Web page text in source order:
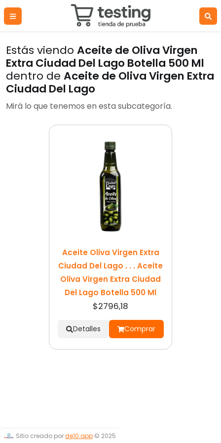
Estás viendo Aceite de Oliva Virgen
Extra Ciudad Del Lago Botella 500 Ml
dentro de Aceite de Oliva Virgen Extra
Ciudad Del Lago
Mirá lo que tenemos en esta subcategoría.
Aceite Oliva Virgen Extra
Ciudad Del Lago . . . Aceite
Oliva Virgen Extra Ciudad
Del Lago Botella 500 Ml
$2796,18
Detalles Comprar
Sitio creado porde10.app © 2025